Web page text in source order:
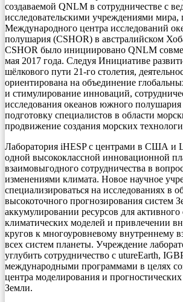
создаваемой QNLM в сотрудничестве с
исследовательскими учреждениями мира,
Международного центра исследований
полушария (CSHOR) в австралийском
CSHOR было инициировано QNLM
мая 2017 года. Следуя Инициативе
шёлкового пути 21-го столетия,
ориентирована на объединение
и стимулирование инноваций,
исследования океанов южного
подготовку специалистов в области
продвижение создания морских
Лаборатория iHESP с центрами в США и
одной высококлассной инновационной
взаимовыгодного сотрудничества в
изменениями климата. Новое научное
специализироваться на исследованиях в
высокоточного прогнозирования систем
аккумулировании ресурсов для активного
климатических моделей и привлечении
кругов к многоуровневому внутреннему
всех систем планеты. Учреждение
углубить сотрудничество с utureEarth,
международными программами в целях
центра моделирования и
Земли.